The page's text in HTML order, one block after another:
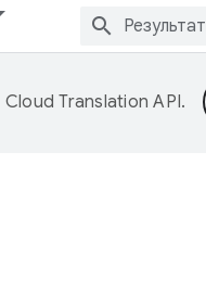
Cloud Translation API.